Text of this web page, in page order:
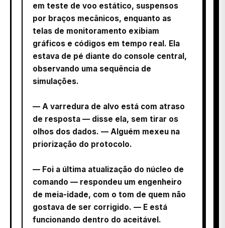
em teste de voo estático, suspensos
por braços mecânicos, enquanto as
telas de monitoramento exibiam
gráficos e códigos em tempo real. Ela
estava de pé diante do console central,
observando uma sequência de
simulações.
— A varredura de alvo está com atraso
de resposta — disse ela, sem tirar os
olhos dos dados. — Alguém mexeu na
priorização do protocolo.
— Foi a última atualização do núcleo de
comando — respondeu um engenheiro
de meia-idade, com o tom de quem não
gostava de ser corrigido. — E está
funcionando dentro do aceitável.